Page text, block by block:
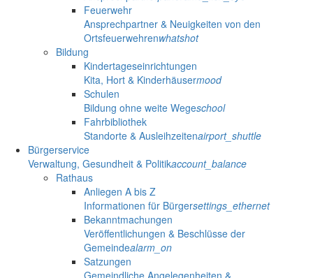
Feuerwehr
Ansprechpartner & Neuigkeiten von den
Ortsfeuerwehrenwhatshot
Bildung
Kindertageseinrichtungen
Kita, Hort & Kinderhäusermood
Schulen
Bildung ohne weite Wegeschool
Fahrbibliothek
Standorte & Ausleihzeitenairport_shuttle
Bürgerservice
Verwaltung, Gesundheit & Politikaccount_balance
Rathaus
Anliegen A bis Z
Informationen für Bürgersettings_ethernet
Bekanntmachungen
Veröffentlichungen & Beschlüsse der
Gemeindealarm_on
Satzungen
Gemeindliche Angelegenheiten &